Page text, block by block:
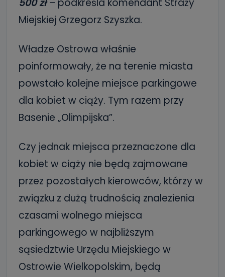
500 zł– podkreśla komendant Straży
Miejskiej Grzegorz Szyszka.
Władze Ostrowa właśnie
poinformowały, że na terenie miasta
powstało kolejne miejsce parkingowe
dla kobiet w ciąży. Tym razem przy
Basenie „Olimpijska”.
Czy jednak miejsca przeznaczone dla
kobiet w ciąży nie będą zajmowane
przez pozostałych kierowców, którzy w
związku z dużą trudnością znalezienia
czasami wolnego miejsca
parkingowego w najbliższym
sąsiedztwie Urzędu Miejskiego w
Ostrowie Wielkopolskim, będą